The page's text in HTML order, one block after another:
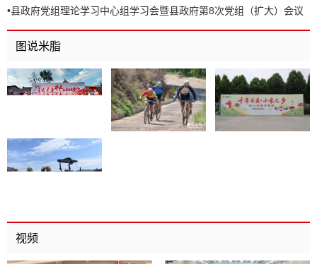
•县政府党组理论学习中心组学习会暨县政府第8次党组（扩大）会议
召开
图说米脂
视频